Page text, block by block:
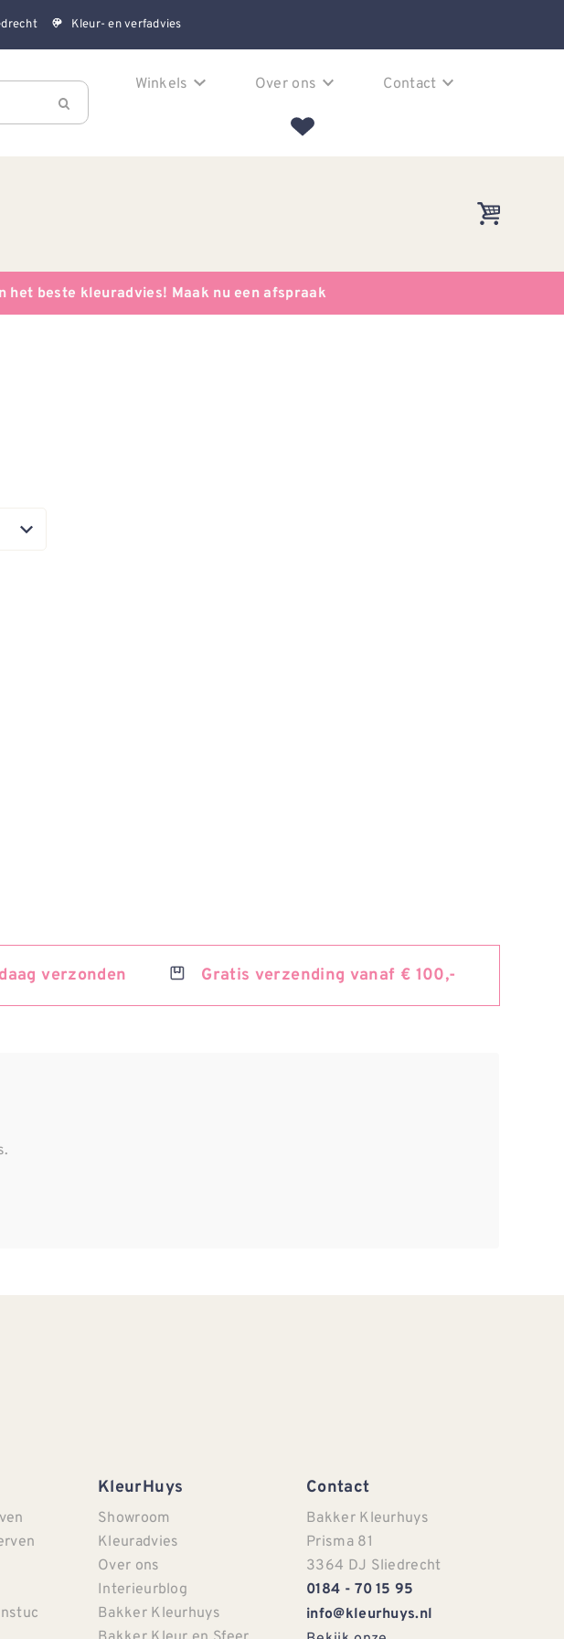
Kleur- en verfadvies
Winkels Over ons Contact
het beste kleuradvies! Maak nu een afspraak
verzonden Gratis verzending vanaf € 100,-
KleurHuys
Showroom
Kleuradvies
Over ons
Interieurblog
Bakker Kleurhuys
Contact
Bakker Kleurhuys
Prisma 81
3364 DJ Sliedrecht
0184 - 70 15 95
info@kleurhuys.nl